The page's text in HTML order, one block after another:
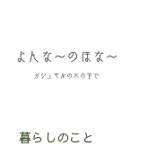
暮らしのこと